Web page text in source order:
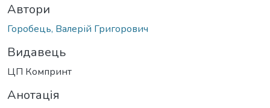
Автори
Горобець, Валерій Григорович
Видавець
ЦП Компринт
Анотація